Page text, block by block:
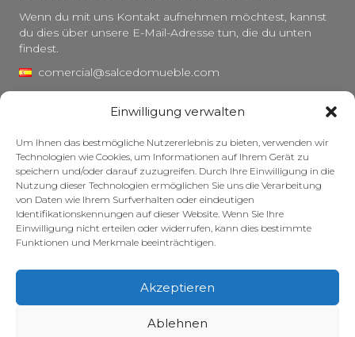
Einwilligung verwalten
Um Ihnen das bestmögliche Nutzererlebnis zu bieten, verwenden wir
Technologien wie Cookies, um Informationen auf Ihrem Gerät zu
speichern und/oder darauf zuzugreifen. Durch Ihre Einwilligung in die
Nutzung dieser Technologien ermöglichen Sie uns die Verarbeitung
von Daten wie Ihrem Surfverhalten oder eindeutigen
Identifikationskennungen auf dieser Website. Wenn Sie Ihre
Einwilligung nicht erteilen oder widerrufen, kann dies bestimmte
Funktionen und Merkmale beeinträchtigen.
Akzeptieren
Ablehnen
Wenn du mit uns Kontakt aufnehmen möchtest, kannst
du dies über unsere E-Mail-Adresse tun, die du unten
findest.
comercial@salcedomueble.com
distribucion@salcedomueble.com
Instagram
Rechtlicher Hinweis
Datenschutzerklärung
Cookie-Richtlinie
Zuschüsse